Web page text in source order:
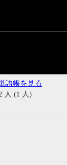
語帳を見る
人 (1 人)